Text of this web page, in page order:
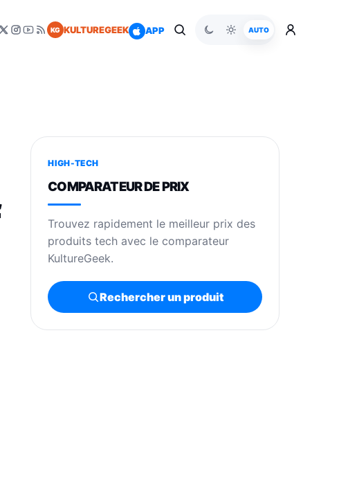
KG KULTUREGEEK APP AUTO
HIGH-TECH
COMPARATEUR DE PRIX
Trouvez rapidement le meilleur prix des
produits tech avec le comparateur
KultureGeek.
Rechercher un produit